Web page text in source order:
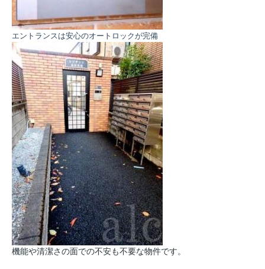
エントランスは安心のオートロックが完備
機能や清潔さの面での不安も不要な物件です。